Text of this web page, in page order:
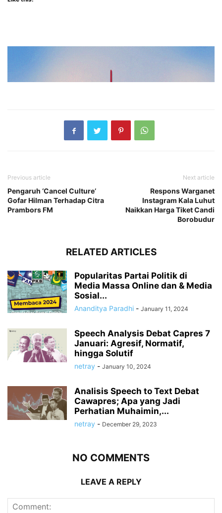
Previous article
Pengaruh ‘Cancel Culture’
Gofar Hilman Terhadap Citra
Prambors FM
Next article
Respons Warganet
Instagram Kala Luhut
Naikkan Harga Tiket Candi
Borobudur
RELATED ARTICLES
Popularitas Partai Politik di
Media Massa Online dan & Media
Sosial...
Ananditya Paradhi - January 11, 2024
Speech Analysis Debat Capres 7
Januari: Agresif, Normatif,
hingga Solutif
netray - January 10, 2024
Analisis Speech to Text Debat
Cawapres; Apa yang Jadi
Perhatian Muhaimin,...
netray - December 29, 2023
NO COMMENTS
LEAVE A REPLY